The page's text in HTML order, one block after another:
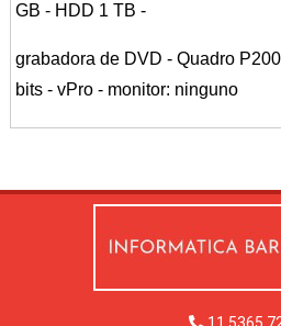
GB - HDD 1 TB -
grabadora de DVD - Quadro
bits - vPro - monitor: ninguno